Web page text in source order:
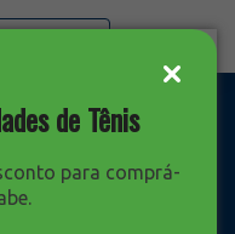
de Tênis
para comprá-